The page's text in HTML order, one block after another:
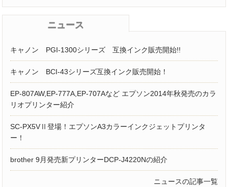
ニュース
キャノン PGI-1300シリーズ 互換インク販売開始!!
キャノン BCI-43シリーズ互換インク販売開始！
EP-807AW,EP-777A,EP-707Aなど エプソン2014年秋発売のカラ
リオプリンター紹介
SC-PX5VⅡ登場！エプソンA3カラーインクジェットプリンタ
ー！
brother 9月発売新プリンターDCP-J4220Nの紹介
ニュースの記事一覧